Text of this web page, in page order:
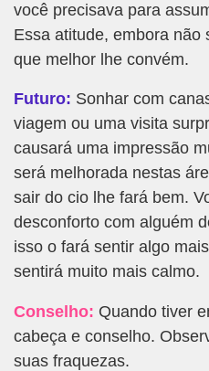
você precisava para
Essa atitude, embora não
que melhor lhe convém.
Futuro: Sonhar com
viagem ou uma visita
causará uma impressão
será melhorada nestas
sair do cio lhe fará bem.
desconforto com alguém
isso o fará sentir algo
sentirá muito mais calmo.
Conselho: Quando tiver
cabeça e conselho.
suas fraquezas.